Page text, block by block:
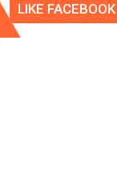
LIKE FACEBOOK